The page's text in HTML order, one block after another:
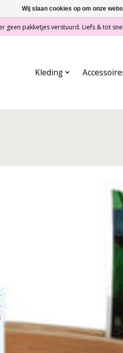
geen pakketjes verstuurd. Liefs & tot
Kleding
Wij slaan cookies op om onze